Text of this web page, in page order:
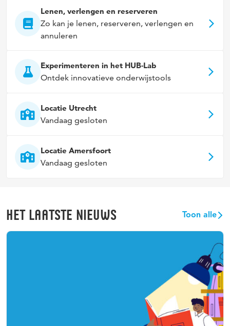
Lenen, verlengen en reserveren
Zo kan je lenen, reserveren, verlengen en
annuleren
Experimenteren in het HUB-Lab
Ontdek innovatieve onderwijstools
Locatie Utrecht
Vandaag gesloten
Locatie Amersfoort
Vandaag gesloten
HET LAATSTE NIEUWS Toon alle